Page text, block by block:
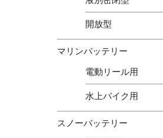
開放型
マリンバッテリー
電動リール用
水上バイク用
スノーバッテリー